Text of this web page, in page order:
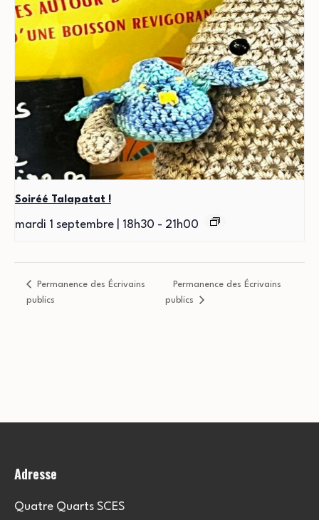
Soiréé Talapatat !
mardi 1 septembre | 18h30 - 21h00
Permanence des Écrivains
publics
Permanence des Écrivains
publics
Adresse
Quatre Quarts SCES